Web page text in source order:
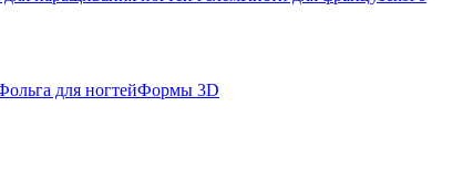
для ногтейФормы 3D